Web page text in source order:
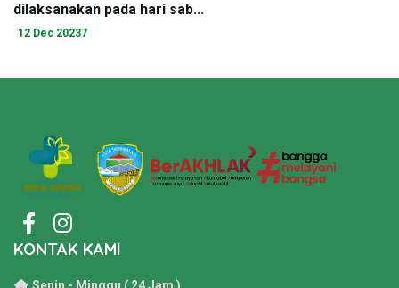
dilaksanakan pada hari sab...
12 Dec 20237
KONTAK KAMI
Senin - Minggu ( 24 Jam )